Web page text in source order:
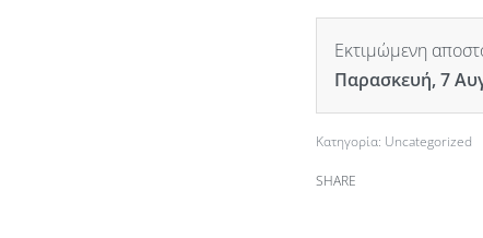
Εκτιμώμενη
Παρασκευή, 7
Κατηγορία: Uncategorized
SHARE